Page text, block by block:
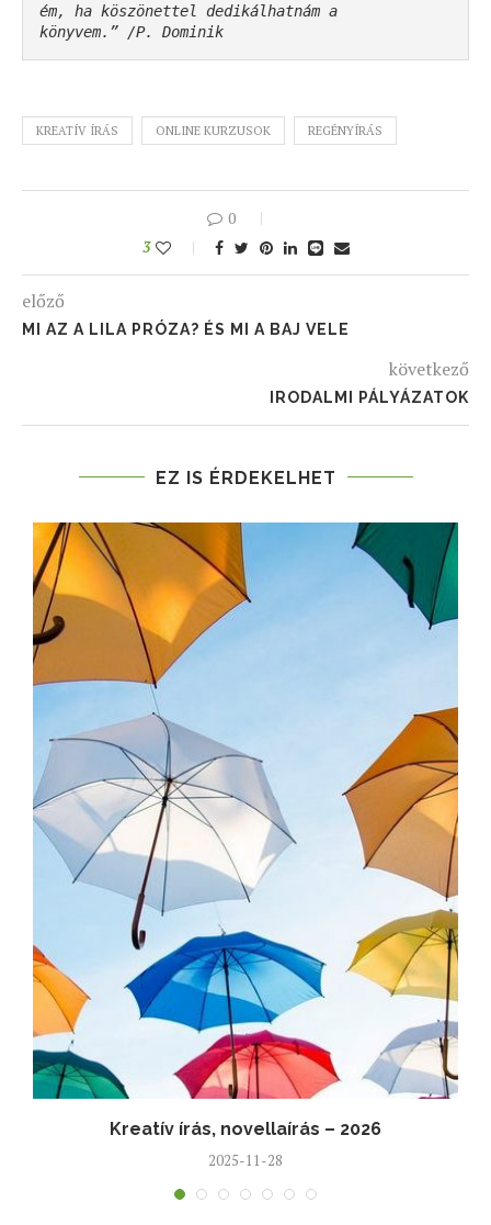
ém, ha köszönettel dedikálhatnám a
KREATÍV ÍRÁS ONLINE KURZUSOK REGÉNYÍRÁS
0
3
előző
MI AZ A LILA PRÓZA? ÉS MI A BAJ VELE
következő
IRODALMI PÁLYÁZATOK
EZ IS ÉRDEKELHET
Kreatív írás, novellaírás – 2026
2025-11-28